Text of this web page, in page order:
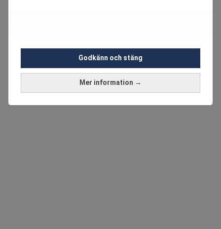
Mer information →
Godkänn och stäng